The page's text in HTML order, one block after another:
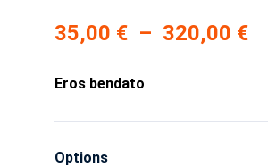
35,00 € – 320,00 €
Eros bendato
Options